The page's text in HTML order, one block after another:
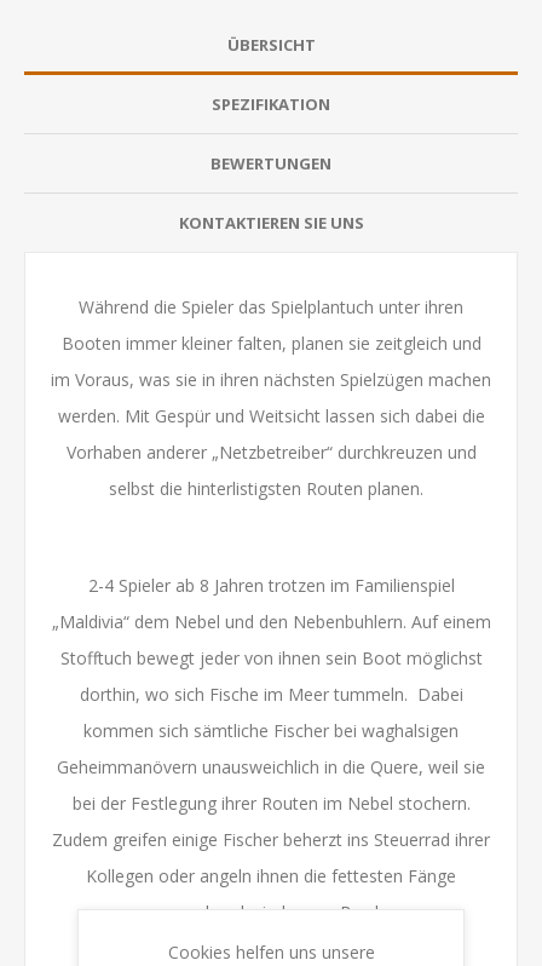
ÜBERSICHT
SPEZIFIKATION
BEWERTUNGEN
KONTAKTIEREN SIE UNS
Während die Spieler das Spielplantuch unter ihren
Booten immer kleiner falten, planen sie zeitgleich und
im Voraus, was sie in ihren nächsten Spielzügen machen
werden. Mit Gespür und Weitsicht lassen sich dabei die
Vorhaben anderer „Netzbetreiber“ durchkreuzen und
selbst die hinterlistigsten Routen planen.
2-4 Spieler ab 8 Jahren trotzen im Familienspiel
„Maldivia“ dem Nebel und den Nebenbuhlern. Auf einem
Stofftuch bewegt jeder von ihnen sein Boot möglichst
dorthin, wo sich Fische im Meer tummeln. Dabei
kommen sich sämtliche Fischer bei waghalsigen
Geheimmanövern unausweichlich in die Quere, weil sie
bei der Festlegung ihrer Routen im Nebel stochern.
Zudem greifen einige Fischer beherzt ins Steuerrad ihrer
Kollegen oder angeln ihnen die fettesten Fänge
umgehend wieder von Bord.
Mit frischem Fisch beliefert werden wollen die
Cookies helfen uns unsere